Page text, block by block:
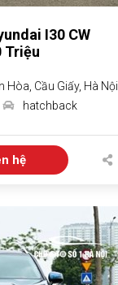
I30 CW
Triệu
Hòa, Cầu Giấy, Hà Nội
hatchback
hệ